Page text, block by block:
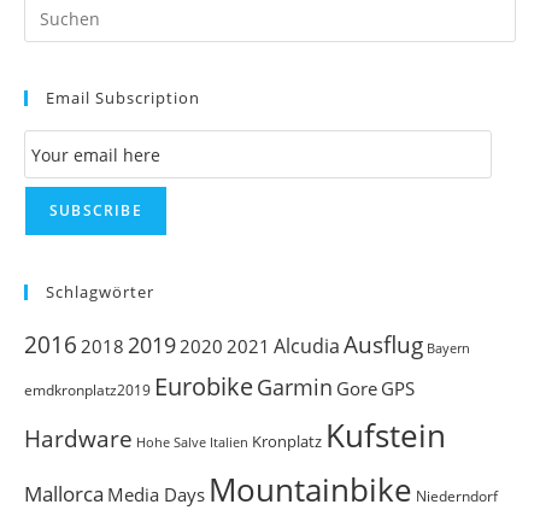
Email Subscription
Email Subscription
SUBSCRIBE
Schlagwörter
2016 2018 20192020 2021 AlcudiaAusflug Bayern
emdkronplatz2019 EurobikeGarmin Gore GPS
Hardware Hohe Salve Italien Kronplatz Kufstein
Mallorca Media Days Mountainbike Niederndorf